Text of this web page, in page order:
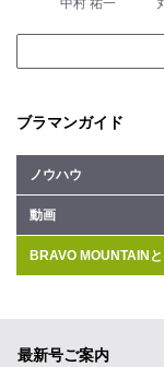
中村 祐一
ブラマンガイド
ノウハウ
動画
BRAVO MOUNTAIN
最新号ご案内